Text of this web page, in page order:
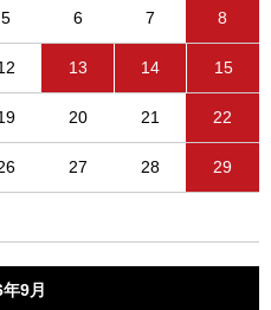
5 6 7 8
13 14 15
20 21 22
27 28 29
9月